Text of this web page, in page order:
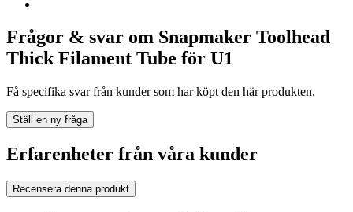
Frågor & svar om Snapmaker Toolhead
Thick Filament Tube för U1
Få specifika svar från kunder som har köpt den här produkten.
Ställ en ny fråga
Erfarenheter från våra kunder
Recensera denna produkt